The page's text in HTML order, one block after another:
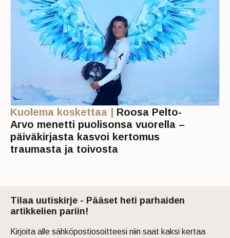
Kuolema koskettaa | Roosa Pelto-
Arvo menetti puolisonsa vuorella –
päiväkirjasta kasvoi kertomus
traumasta ja toivosta
Tilaa uutiskirje - Pääset heti parhaiden
artikkelien pariin!
Kirjoita alle sähköpostiosoitteesi niin saat kaksi kertaa